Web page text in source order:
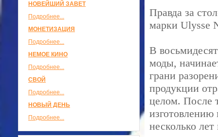
НОВЕЙШИЙ ЗАВЕТ
Подробнее...
МОНЕТИЗАЦИЯ
Подробнее...
НЕМОЕ КИНО
Подробнее...
СВОЙ
Подробнее...
НОВЫЙ ДЕНЬ
Подробнее...
Правда за
марки Ulysse
В
моды,
грани
продукции
целом. После
несколько